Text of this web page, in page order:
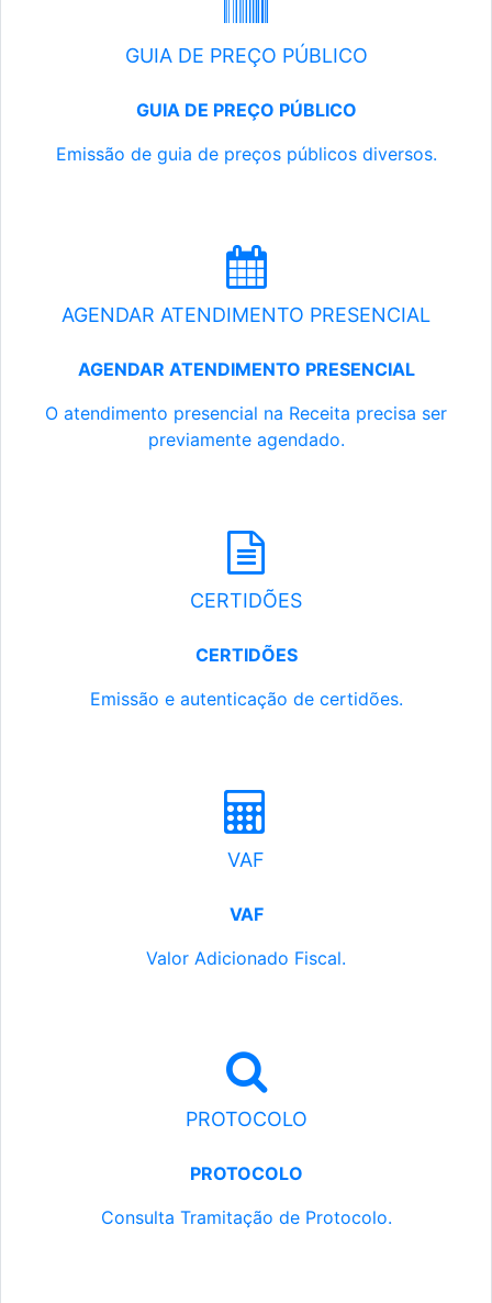
GUIA DE PREÇO PÚBLICO
GUIA DE PREÇO PÚBLICO
Emissão de guia de preços públicos diversos.
AGENDAR ATENDIMENTO PRESENCIAL
AGENDAR ATENDIMENTO PRESENCIAL
O atendimento presencial na Receita precisa ser
previamente agendado.
CERTIDÕES
CERTIDÕES
Emissão e autenticação de certidões.
VAF
VAF
Valor Adicionado Fiscal.
PROTOCOLO
PROTOCOLO
Consulta Tramitação de Protocolo.